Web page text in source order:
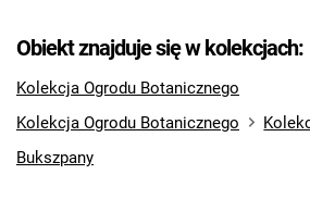
Obiekt znajduje się w kolekcjach:
Kolekcja Ogrodu Botanicznego
Kolekcja Ogrodu Botanicznego
Bukszpany